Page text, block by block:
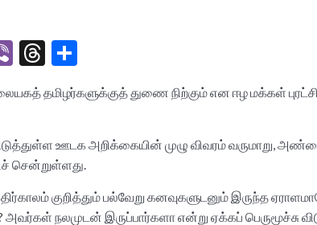
Vi
er
T
ea ar
தமிழர்களுக்குத் துணை நிற்கும் என ஈழ மக்கள்
ஊடக அறிக்கையின் முழு விவரம் வருமாறு,
சென்றுள்ளது.
குறித்தும் பல்வேறு கனவுகளுடனும் இருந்த
நலமுடன் இருப்பார்களா என்று ஏக்கப் பெருமூச்சு